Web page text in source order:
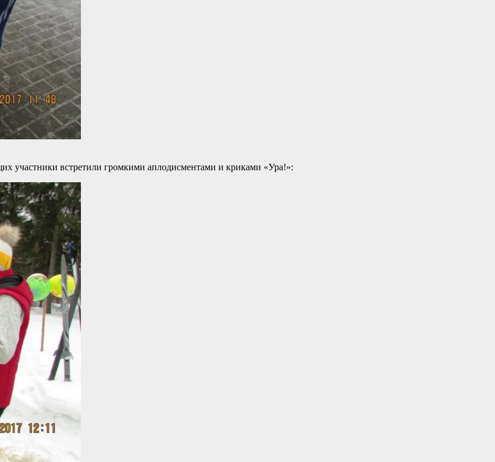
участники встретили громкими аплодисментами и криками «Ура!»: